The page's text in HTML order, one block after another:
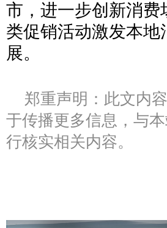
市，进一步创新消
类促销活动激发本
展。
郑重声明：此文内
于传播更多信息，与
行核实相关内容。